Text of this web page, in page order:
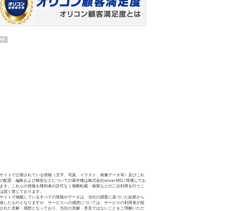
イトで公開されている情報（文字、写真、イラスト、画像データ等）及びこれ
配置・編集および構造などについての著作権は株式会社oricon MEに帰属してお
す。これらの情報を権利者の許可なく無断転載・複製などの二次利用を行うこ
固く禁じております。
イトで掲載しているすべての情報やデータは、当社の調査に基づいた結果から
したものとなりますが、サービスへの感想については、サービスの利用者が提
れた見解・感想となっており、当社の見解・意見ではないことをご理解いただ